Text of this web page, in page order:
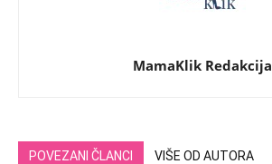
MamaKlik Redakcija
POVEZANI ČLANCI VIŠE OD AUTORA